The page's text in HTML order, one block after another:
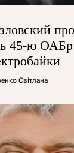
45-ю
Світлана